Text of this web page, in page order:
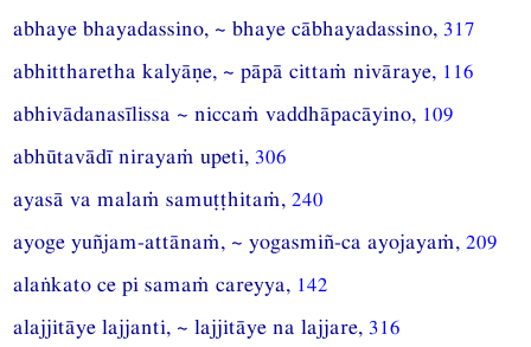
abhaye bhayadassino, ~ bhaye cābhayadassino, 317
abhittharetha kalyāṇe, ~ pāpā cittaṁ nivāraye, 116
abhivādanasīlissa ~ niccaṁ vaddhāpacāyino, 109
abhūtavādī nirayaṁ upeti, 306
ayasā va malaṁ samuṭṭhitaṁ,240
ayoge yuñjam-attānaṁ, ~ yogasmiñ-ca ayojayaṁ,209
alaṅkato ce pi samaṁ careyya, 142
alajjitāye lajjanti, ~ lajjitāye na lajjare, 316